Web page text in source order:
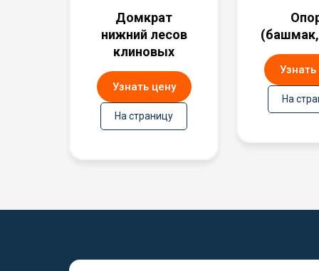
Домкрат
нижний лесов
клиновых
Узнать цену
На страницу
(башмак,
Узнать
На